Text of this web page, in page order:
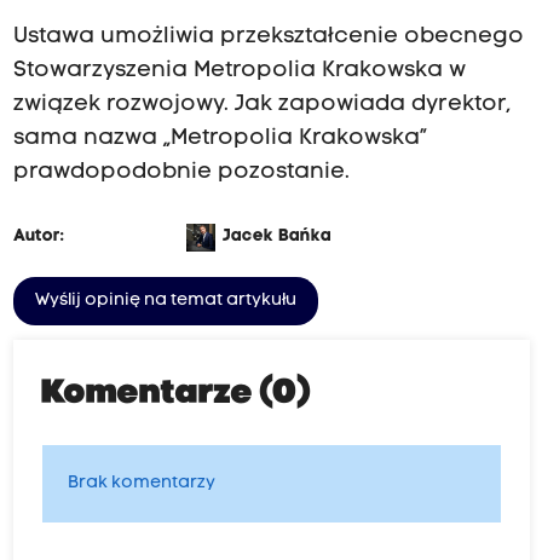
Ustawa umożliwia przekształcenie obecnego
Stowarzyszenia Metropolia Krakowska w
związek rozwojowy. Jak zapowiada dyrektor,
sama nazwa „Metropolia Krakowska”
prawdopodobnie pozostanie.
Autor: Jacek Bańka
Wyślij opinię na temat artykułu
Komentarze (0)
Brak komentarzy